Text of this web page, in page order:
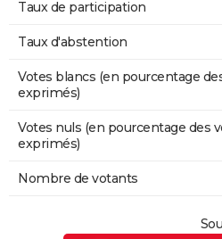
Taux de participation
Taux d'abstention
Votes blancs (en pourcentage
exprimés)
Votes nuls (en pourcentage des
exprimés)
Nombre de votants